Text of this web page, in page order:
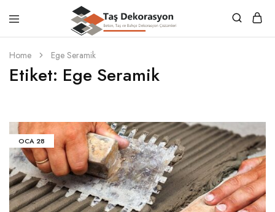
Taş
Dekorasyon
Beton,
Taş
ve
Bahçe
Dekorasyon
Home Ege Seramik
Etiket: Ege Seramik
OCA 28